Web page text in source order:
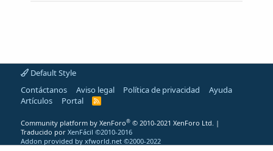
Default Style
Contáctanos
Aviso legal Política de privacidad
Ayuda
Artículos
Portal
R
Community platform by XenForo® © 2010-2021 XenForo Ltd. |
Traducido por XenFácil ©2010-2016
Addon provided by xfworld.net ©2000-2022